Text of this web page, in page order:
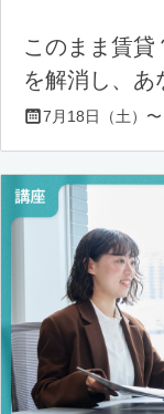
このまま賃貸
を解消し、あ
7月18日（土）